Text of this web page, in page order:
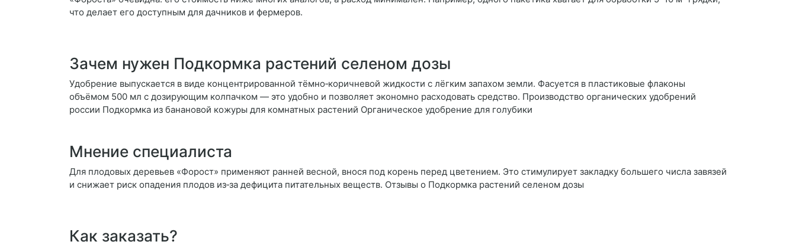
что делает его доступным для дачников и фермеров.
Зачем нужен Подкормка растений селеном дозы
Удобрение выпускается в виде концентрированной тёмно‑коричневой жидкости с лёгким запахом земли. Фасуется в пластиковые флаконы
объёмом 500 мл с дозирующим колпачком — это удобно и позволяет экономно расходовать средство. Производство органических удобрений
россии Подкормка из банановой кожуры для комнатных растений Органическое удобрение для голубики
Мнение специалиста
Для плодовых деревьев «Форост» применяют ранней весной, внося под корень перед цветением. Это стимулирует закладку большего числа завязей
и снижает риск опадения плодов из‑за дефицита питательных веществ. Отзывы о Подкормка растений селеном дозы
Как заказать?